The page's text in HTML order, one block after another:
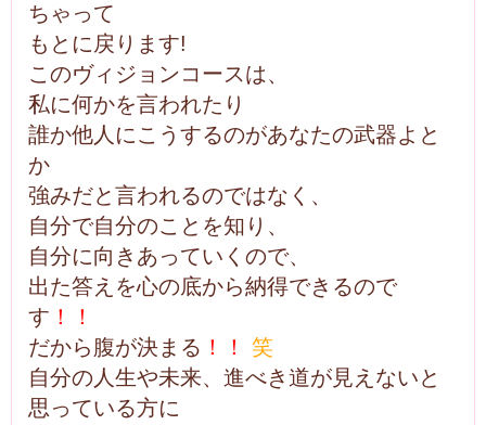
ちゃって
もとに戻ります!
このヴィジョンコースは、
私に何かを言われたり
誰か他人にこうするのがあなたの武器よと
か
強みだと言われるのではなく、
自分で自分のことを知り、
自分に向きあっていくので、
出た答えを心の底から納得できるので
す ！！
だから腹が決まる ！！
笑
自分の人生や未来、進べき道が見えないと
思っている方に